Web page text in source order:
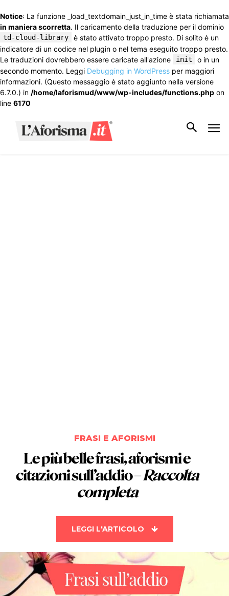
Notice: La funzione _load_textdomain_just_in_time è stata richiamata
in maniera scorretta. Il caricamento della traduzione per il dominio
td-cloud-library
è stato attivato troppo presto. Di solito è un
indicatore di un codice nel plugin o nel tema eseguito troppo presto.
Le traduzioni dovrebbero essere caricate all'azione
init
o in un
secondo momento. Leggi Debugging in WordPress per maggiori
informazioni. (Questo messaggio è stato aggiunto nella versione
6.7.0.) in /home/laforismud/www/wp-includes/functions.php on
line 6170
FRASI E AFORISMI
Le più bellefrasi, aforismi e
citazioni sull’addio–Raccolta
completa
LEGGI L'ARTICOLO